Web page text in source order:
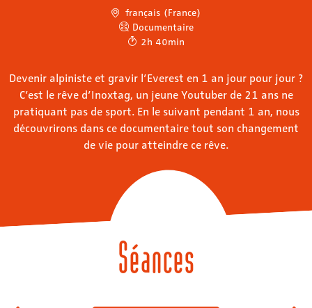
français (France)
Documentaire
2h 40min
Devenir alpiniste et gravir l’Everest en 1 an jour pour jour ?
C’est le rêve d’Inoxtag, un jeune Youtuber de 21 ans ne
pratiquant pas de sport. En le suivant pendant 1 an, nous
découvrirons dans ce documentaire tout son changement
de vie pour atteindre ce rêve.
Séances